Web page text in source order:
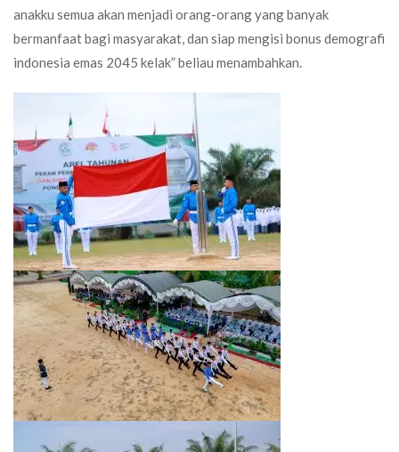
anakku semua akan menjadi orang-orang yang banyak
bermanfaat bagi masyarakat, dan siap mengisi bonus demografi
indonesia emas 2045 kelak” beliau menambahkan.